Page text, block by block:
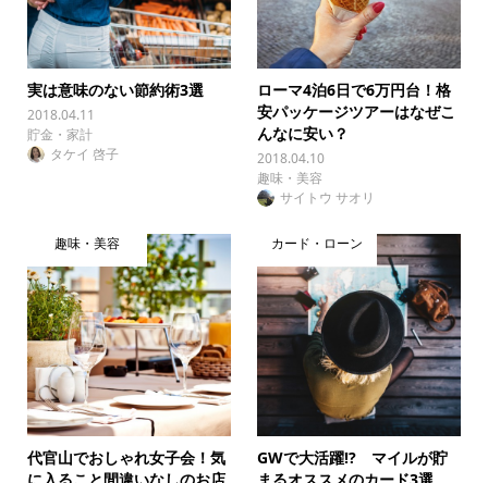
実は意味のない節約術3選
2018.04.11
貯金・家計
タケイ 啓子
ローマ4泊6日で6万円台！格
安パッケージツアーはなぜこ
んなに安い？
2018.04.10
趣味・美容
サイトウ サオリ
趣味・美容
代官山でおしゃれ女子会！気
カード・ローン
GWで大活躍!? マイルが貯